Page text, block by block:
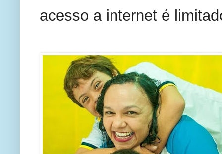
acesso a internet é